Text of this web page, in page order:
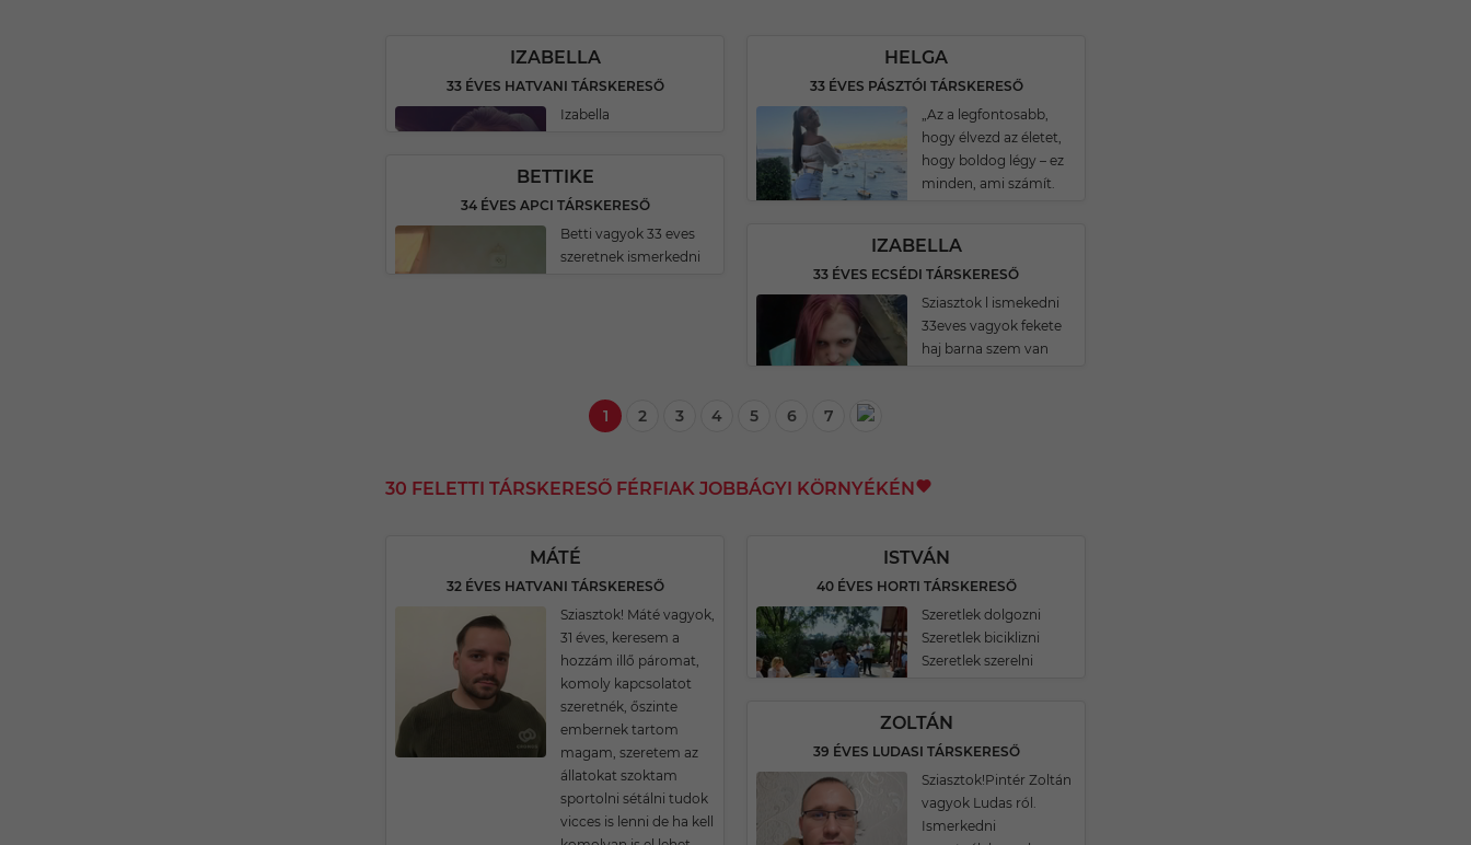
IZABELLA
33 ÉVES HATVANI TÁRSKERESŐ
Izabella
BETTIKE
34 ÉVES APCI TÁRSKERESŐ
Betti vagyok 33 eves
szeretnek ismerkedni
HELGA
33 ÉVES PÁSZTÓI TÁRSKERESŐ
„Az a legfontosabb,
hogy élvezd az életet,
hogy boldog légy – ez
minden, ami számít.
IZABELLA
33 ÉVES ECSÉDI TÁRSKERESŐ
Sziasztok l ismekedni
33eves vagyok fekete
haj barna szem van
1 2 3 4 5 6 7
30 FELETTI TÁRSKERESŐ FÉRFIAK JOBBÁGYI KÖRNYÉKÉN
MÁTÉ
32 ÉVES HATVANI TÁRSKERESŐ
Sziasztok! Máté vagyok,
31 éves, keresem a
hozzám illő páromat,
komoly kapcsolatot
szeretnék, őszinte
embernek tartom
magam, szeretem az
állatokat szoktam
sportolni sétálni tudok
vicces is lenni de ha kell
ISTVÁN
40 ÉVES HORTI TÁRSKERESŐ
Szeretlek dolgozni
Szeretlek biciklizni
Szeretlek szerelni
ZOLTÁN
39 ÉVES LUDASI TÁRSKERESŐ
Sziasztok!Pintér Zoltán
vagyok Ludas ról.
Ismerkedni